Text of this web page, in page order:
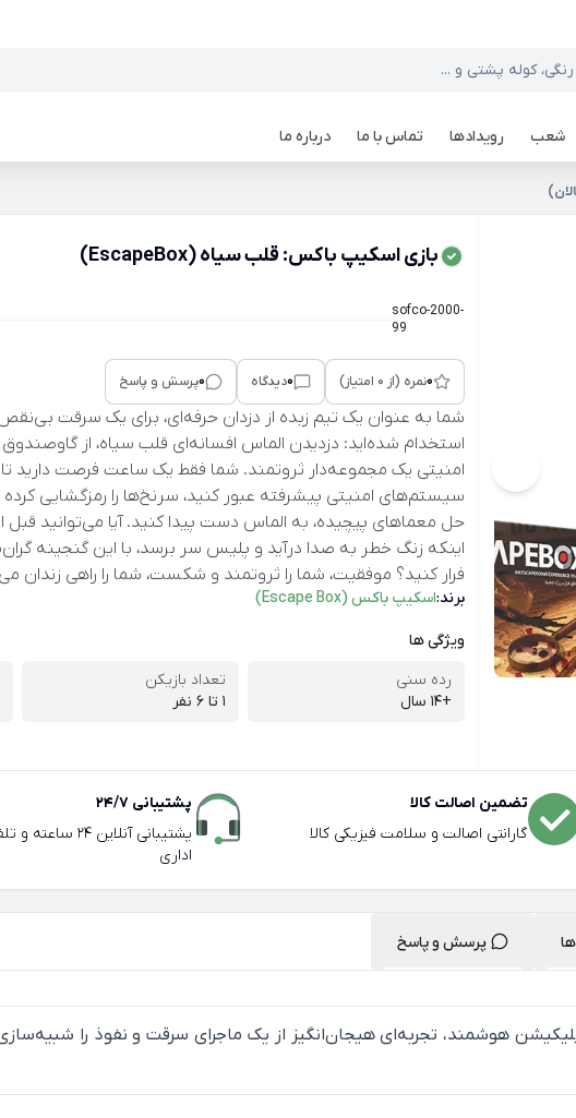
شعب رویدادها تماس با ما درباره ما
بازی اسکیپ باکس: قلب سیاه (EscapeBox)
sofco-2000-
99
0نمره (از 0 امتیاز) 0دیدگاه 0پرسش و پاسخ
شما به عنوان یک تیم زبده از دزدان حرفه‌ای، برای یک سرقت
استخدام شده‌اید: دزدیدن الماس افسانه‌ای قلب سیاه، از
امنیتی یک مجموعه‌دار ثروتمند. شما فقط یک ساعت فرصت دارید تا
سیستم‌های امنیتی پیشرفته عبور کنید، سرنخ‌ها را رمزگشایی کرده
حل معماهای پیچیده، به الماس دست پیدا کنید. آیا می‌توانید قبل
اینکه زنگ خطر به صدا درآید و پلیس سر برسد، با این گنجینه
فرار کنید؟ موفقیت، شما را ثروتمند و شکست، شما را راهی زندان
برند:اسکیپ باکس (Escape Box)
ویژگی ها
رده سنی
+14 سال
تعداد بازیکن
1 تا ۶ نفر
تضمین اصالت کالا
گارانتی اصالت و سلامت فیزیکی کالا
پشتیبانی 24/7
پشتیبانی آنلاین
اداری
پرسش و پاسخ
هوشمند، تجربه‌ای هیجان‌انگیز از یک ماجرای سرقت و نفوذ را